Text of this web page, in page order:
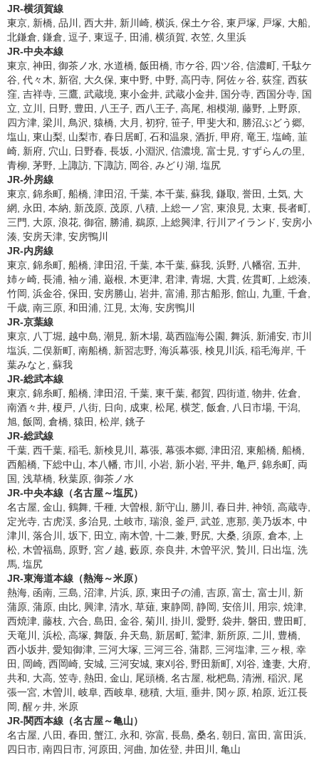
JR-横須賀線
東京, 新橋, 品川, 西大井, 新川崎, 横浜, 保土ケ谷, 東戸塚, 戸塚, 大船,
北鎌倉, 鎌倉, 逗子, 東逗子, 田浦, 横須賀, 衣笠, 久里浜
JR-中央本線
東京, 神田, 御茶ノ水, 水道橋, 飯田橋, 市ケ谷, 四ツ谷, 信濃町, 千駄ケ
谷, 代々木, 新宿, 大久保, 東中野, 中野, 高円寺, 阿佐ヶ谷, 荻窪, 西荻
窪, 吉祥寺, 三鷹, 武蔵境, 東小金井, 武蔵小金井, 国分寺, 西国分寺, 国
立, 立川, 日野, 豊田, 八王子, 西八王子, 高尾, 相模湖, 藤野, 上野原,
四方津, 梁川, 鳥沢, 猿橋, 大月, 初狩, 笹子, 甲斐大和, 勝沼ぶどう郷,
塩山, 東山梨, 山梨市, 春日居町, 石和温泉, 酒折, 甲府, 竜王, 塩崎, 韮
崎, 新府, 穴山, 日野春, 長坂, 小淵沢, 信濃境, 富士見, すずらんの里,
青柳, 茅野, 上諏訪, 下諏訪, 岡谷, みどり湖, 塩尻
JR-外房線
東京, 錦糸町, 船橋, 津田沼, 千葉, 本千葉, 蘇我, 鎌取, 誉田, 土気, 大
網, 永田, 本納, 新茂原, 茂原, 八積, 上総一ノ宮, 東浪見, 太東, 長者町,
三門, 大原, 浪花, 御宿, 勝浦, 鵜原, 上総興津, 行川アイランド, 安房小
湊, 安房天津, 安房鴨川
JR-内房線
東京, 錦糸町, 船橋, 津田沼, 千葉, 本千葉, 蘇我, 浜野, 八幡宿, 五井,
姉ヶ崎, 長浦, 袖ヶ浦, 巌根, 木更津, 君津, 青堀, 大貫, 佐貫町, 上総湊,
竹岡, 浜金谷, 保田, 安房勝山, 岩井, 富浦, 那古船形, 館山, 九重, 千倉,
千歳, 南三原, 和田浦, 江見, 太海, 安房鴨川
JR-京葉線
東京, 八丁堀, 越中島, 潮見, 新木場, 葛西臨海公園, 舞浜, 新浦安, 市川
塩浜, 二俣新町, 南船橋, 新習志野, 海浜幕張, 検見川浜, 稲毛海岸, 千
葉みなと, 蘇我
JR-総武本線
東京, 錦糸町, 船橋, 津田沼, 千葉, 東千葉, 都賀, 四街道, 物井, 佐倉,
南酒々井, 榎戸, 八街, 日向, 成東, 松尾, 横芝, 飯倉, 八日市場, 干潟,
旭, 飯岡, 倉橋, 猿田, 松岸, 銚子
JR-総武線
千葉, 西千葉, 稲毛, 新検見川, 幕張, 幕張本郷, 津田沼, 東船橋, 船橋,
西船橋, 下総中山, 本八幡, 市川, 小岩, 新小岩, 平井, 亀戸, 錦糸町, 両
国, 浅草橋, 秋葉原, 御茶ノ水
JR-中央本線（名古屋～塩尻）
名古屋, 金山, 鶴舞, 千種, 大曽根, 新守山, 勝川, 春日井, 神領, 高蔵寺,
定光寺, 古虎渓, 多治見, 土岐市, 瑞浪, 釜戸, 武並, 恵那, 美乃坂本, 中
津川, 落合川, 坂下, 田立, 南木曽, 十二兼, 野尻, 大桑, 須原, 倉本, 上
松, 木曽福島, 原野, 宮ノ越, 藪原, 奈良井, 木曽平沢, 贄川, 日出塩, 洗
馬, 塩尻
JR-東海道本線（熱海～米原）
熱海, 函南, 三島, 沼津, 片浜, 原, 東田子の浦, 吉原, 富士, 富士川, 新
蒲原, 蒲原, 由比, 興津, 清水, 草薙, 東静岡, 静岡, 安倍川, 用宗, 焼津,
西焼津, 藤枝, 六合, 島田, 金谷, 菊川, 掛川, 愛野, 袋井, 磐田, 豊田町,
天竜川, 浜松, 高塚, 舞阪, 弁天島, 新居町, 鷲津, 新所原, 二川, 豊橋,
西小坂井, 愛知御津, 三河大塚, 三河三谷, 蒲郡, 三河塩津, 三ヶ根, 幸
田, 岡崎, 西岡崎, 安城, 三河安城, 東刈谷, 野田新町, 刈谷, 逢妻, 大府,
共和, 大高, 笠寺, 熱田, 金山, 尾頭橋, 名古屋, 枇杷島, 清洲, 稲沢, 尾
張一宮, 木曽川, 岐阜, 西岐阜, 穂積, 大垣, 垂井, 関ヶ原, 柏原, 近江長
岡, 醒ヶ井, 米原
JR-関西本線（名古屋～亀山）
名古屋, 八田, 春田, 蟹江, 永和, 弥富, 長島, 桑名, 朝日, 富田, 富田浜,
四日市, 南四日市, 河原田, 河曲, 加佐登, 井田川, 亀山